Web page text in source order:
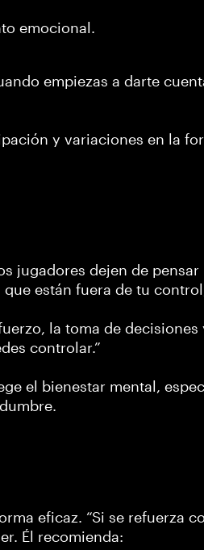
emocional.
empiezas a darte
y variaciones en la
jugadores dejen de
están fuera de tu
la toma de
controlar.”
el bienestar mental,
eficaz. “Si se refuerza
Él recomienda: